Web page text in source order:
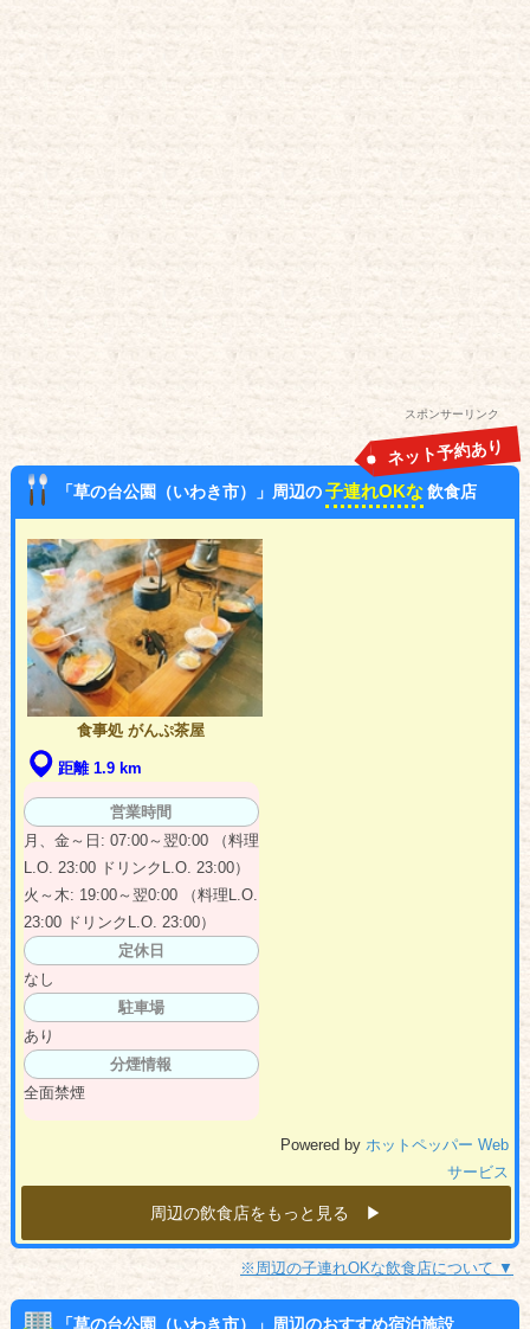
スポンサーリンク
「草の台公園（いわき市）」周辺の子連れOKな 飲食店
ネット予約あり
食事処 がんぷ茶屋
距離 1.9 km
営業時間
月、金～日: 07:00～翌0:00 （料理
L.O. 23:00 ドリンクL.O. 23:00）
火～木: 19:00～翌0:00 （料理L.O.
23:00 ドリンクL.O. 23:00）
定休日
なし
駐車場
あり
分煙情報
全面禁煙
Powered by ホットペッパー Web
サービス
周辺の飲食店をもっと見る ▶︎
※周辺の子連れOKな飲食店について ▼
「草の台公園（いわき市）」周辺のおすすめ宿泊施設